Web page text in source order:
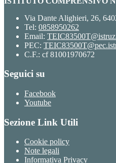
Via Dante Alighieri, 26,
Tel: 0858950262
Email:
PEC:
C.F.: cf 81001970672
Seguici su
Facebook
Youtube
Sezione Link Utili
Cookie policy
Note legali
Informativa Privacy